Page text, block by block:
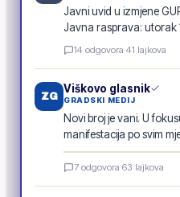
Javni uvid u izmjene
Javna rasprava: utorak
14 odgovora·41 lajkova
ZG
Viškovo glasnik
GRADSKI MEDIJ
Novi broj je vani. U
manifestacija po svim
E-GLASILO
Viškovo glasnik ·
7 odgovora·63 lajkova